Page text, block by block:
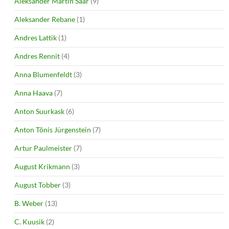
Aleksander Rebane (1)
Andres Lattik (1)
Andres Rennit (4)
Anna Blumenfeldt (3)
Anna Haava (7)
Anton Suurkask (6)
Anton Tõnis Jürgenstein (7)
Artur Paulmeister (7)
August Krikmann (3)
August Tobber (3)
B. Weber (13)
C. Kuusik (2)